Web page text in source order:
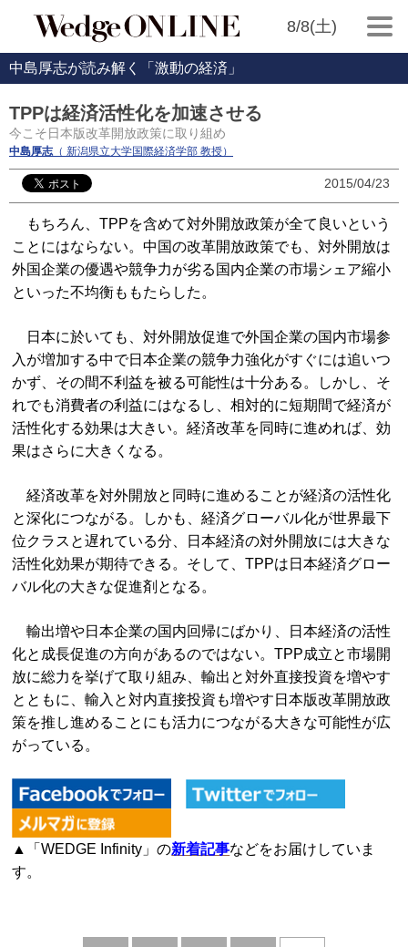
8/8(土)
中島厚志が読み解く「激動の経済」
TPPは経済活性化を加速させる
今こそ日本版改革開放政策に取り組め
中島厚志（ 新潟県立大学国際経済学部 教授）
2015/04/23
もちろん、TPPを含めて対外開放政策が全て良いという
ことにはならない。中国の改革開放政策でも、対外開放は
外国企業の優遇や競争力が劣る国内企業の市場シェア縮小
といった不均衡ももたらした。
日本に於いても、対外開放促進で外国企業の国内市場参
入が増加する中で日本企業の競争力強化がすぐには追いつ
かず、その間不利益を被る可能性は十分ある。しかし、そ
れでも消費者の利益にはなるし、相対的に短期間で経済が
活性化する効果は大きい。経済改革を同時に進めれば、効
果はさらに大きくなる。
経済改革を対外開放と同時に進めることが経済の活性化
と深化につながる。しかも、経済グローバル化が世界最下
位クラスと遅れている分、日本経済の対外開放には大きな
活性化効果が期待できる。そして、TPPは日本経済グロー
バル化の大きな促進剤となる。
輸出増や日本企業の国内回帰にばかり、日本経済の活性
化と成長促進の方向があるのではない。TPP成立と市場開
放に総力を挙げて取り組み、輸出と対外直接投資を増やす
とともに、輸入と対内直接投資も増やす日本版改革開放政
策を推し進めることにも活力につながる大きな可能性が広
がっている。
▲「WEDGE Infinity」の新着記事などをお届けしていま
す。